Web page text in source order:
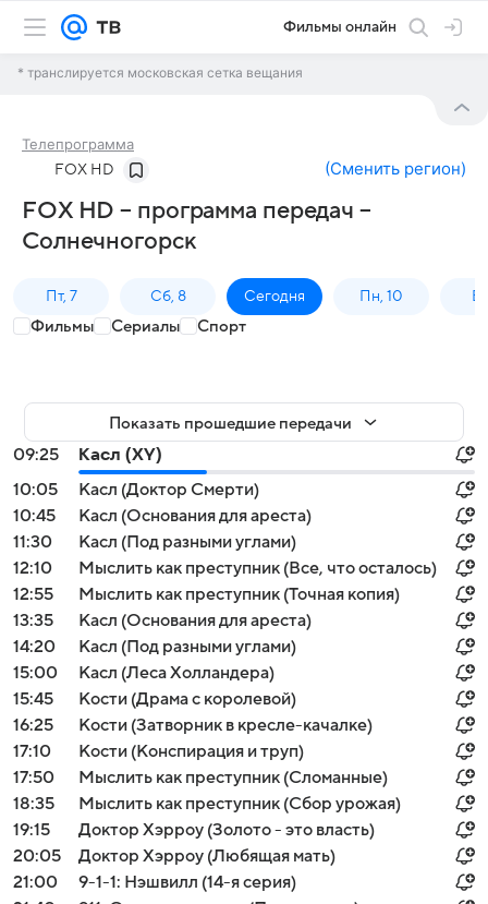
Фильмы онлайн
* транслируется московская сетка вещания
Телепрограмма
FOX HD (Сменить регион)
FOX HD – программа передач –
Солнечногорск
Пт, 7 Сб, 8 Сегодня Пн, 10
Фильмы Сериалы Спорт
Показать прошедшие передачи
09:25
Касл (XY)
10:05
Касл (Доктор Смерти)
10:45
Касл (Основания для ареста)
11:30
Касл (Под разными углами)
12:10
Мыслить как преступник (Все, что осталось)
12:55
Мыслить как преступник (Точная копия)
13:35
Касл (Основания для ареста)
14:20
Касл (Под разными углами)
15:00
Касл (Леса Холландера)
15:45
Кости (Драма с королевой)
16:25
Кости (Затворник в кресле-качалке)
17:10
Кости (Конспирация и труп)
17:50
Мыслить как преступник (Сломанные)
18:35
Мыслить как преступник (Сбор урожая)
19:15
Доктор Хэрроу (Золото - это власть)
20:05
Доктор Хэрроу (Любящая мать)
21:00
9-1-1: Нэшвилл (14-я серия)